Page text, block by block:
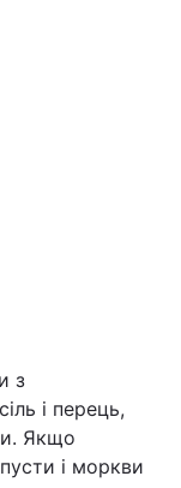
з
і перець,
Якщо
і моркви